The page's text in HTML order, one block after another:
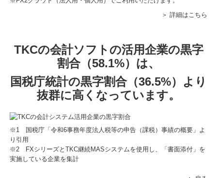
＞ 詳細はこちら
TKCの会計ソフトの活用企業の黒字
割合（58.1%）は、
国税庁統計の黒字割合（36.5%）より
抜群に高くなっています。
※1 国税庁「令和6事務年度法人税等の申告（課税）事績の概要」よ
り引用
※2 FXシリーズと TKC継続MASシステムを使用し、「書面添付 」を
実施している企業を集計